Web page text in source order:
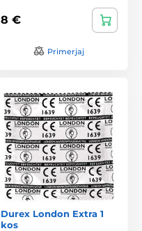
8 €
Primerjaj
Durex London Extra 1
kos